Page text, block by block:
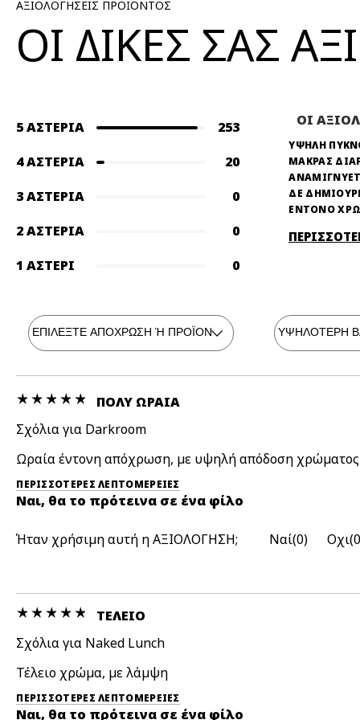
ΑΞΙΟΛΟΓΗΣΕΙΣ ΠΡΟΪΟΝΤΟΣ
ΟΙ ΔΙΚΕΣ ΣΑΣ
5 ΑΣΤΈΡΙΑ
253
4 ΑΣΤΈΡΙΑ
20
3 ΑΣΤΈΡΙΑ
0
2 ΑΣΤΈΡΙΑ
0
1 ΑΣΤΈΡΙ
0
ΟΙ
ΥΨΗΛΗ
ΜΑΚΡΑΣ
ΔΕ
ΕΝΤΟΝΟ
ΠΟΛΎ ΩΡΑΊΑ
Σχόλια για Darkroom
Ωραία έντονη απόχρωση, με υψηλή απόδοση χρώματος
ΠΕΡΙΣΣΌΤΕΡΕΣ ΛΕΠΤΟΜΈΡΕΙΕΣ
Ναι, θα το πρότεινα σε ένα φίλο
Ήταν χρήσιμη αυτή η ΑΞΙΟΛΟΓΗΣΗ; 0 0
ΤΈΛΕΙΟ
Σχόλια για Naked Lunch
Τέλειο χρώμα, με λάμψη
ΠΕΡΙΣΣΌΤΕΡΕΣ ΛΕΠΤΟΜΈΡΕΙΕΣ
Ναι, θα το πρότεινα σε ένα φίλο